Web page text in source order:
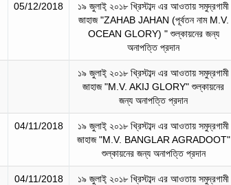
05/12/2018
১৯ জুলাই্‌ ২০১৮ খ্রিস্টাব্দ এর আওতায় সমুদ্রগামী
জাহাজ "ZAHAB JAHAN (পূর্বতন নাম M.V.
OCEAN GLORY) " শুল্কায়নের জন্য
অনাপত্তি প্রদান
১৯ জুলাই্‌ ২০১৮ খ্রিস্টাব্দ এর আওতায় সমুদ্রগামী
জাহাজ "M.V. AKIJ GLORY" শুল্কায়নের
জন্য অনাপত্তি প্রদান
04/11/2018
১৯ জুলাই্‌ ২০১৮ খ্রিস্টাব্দ এর আওতায় সমুদ্রগামী
জাহাজ "M.V. BANGLAR AGRADOOT"
শুল্কায়নের জন্য অনাপত্তি প্রদান
04/11/2018
১৯ জুলাই্‌ ২০১৮ খ্রিস্টাব্দ এর আওতায় সমুদ্রগামী